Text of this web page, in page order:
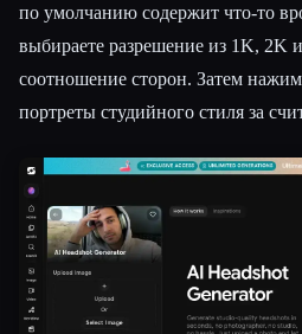
по умолчанию содержит что-то
выбираете разрешение из 1K, 2K
соотношение сторон. Затем
портреты студийного стиля за